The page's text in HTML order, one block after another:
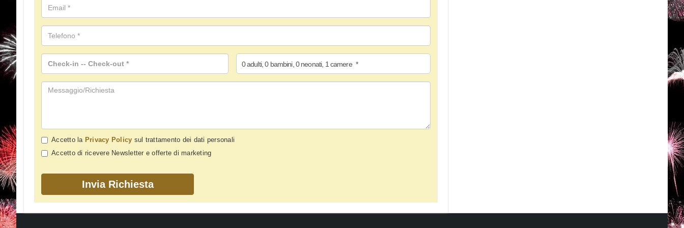
0adulti, 0 bambini, 0 neonati, 1 camere *
Accetto la Privacy Policy sul trattamento dei dati personali
Accetto di ricevere Newsletter e offerte di marketing